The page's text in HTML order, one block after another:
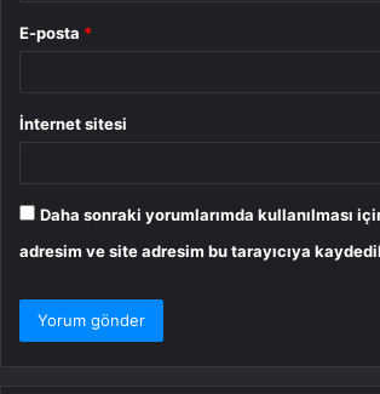
E-posta *
İnternet sitesi
Daha sonraki yorumlarımda kullanılması
adresim ve site adresim bu tarayıcıya